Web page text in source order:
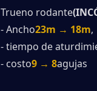
Trueno rodante
- Ancho23m → 18m,
- tiempo de
- costo9 → 8agujas